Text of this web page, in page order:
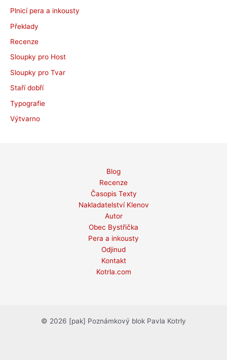
Plnicí pera a inkousty
Překlady
Recenze
Sloupky pro Host
Sloupky pro Tvar
Staří dobří
Typografie
Výtvarno
Blog
Recenze
Časopis Texty
Nakladatelství Klenov
Autor
Obec Bystřička
Pera a inkousty
Odjinud
Kontakt
Kotrla.com
© 2026 [pak] Poznámkový blok Pavla Kotrly